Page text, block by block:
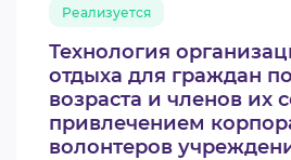
Технология
отдыха для граждан
возраста и членов их
привлечением
волонтеров
Реализуется